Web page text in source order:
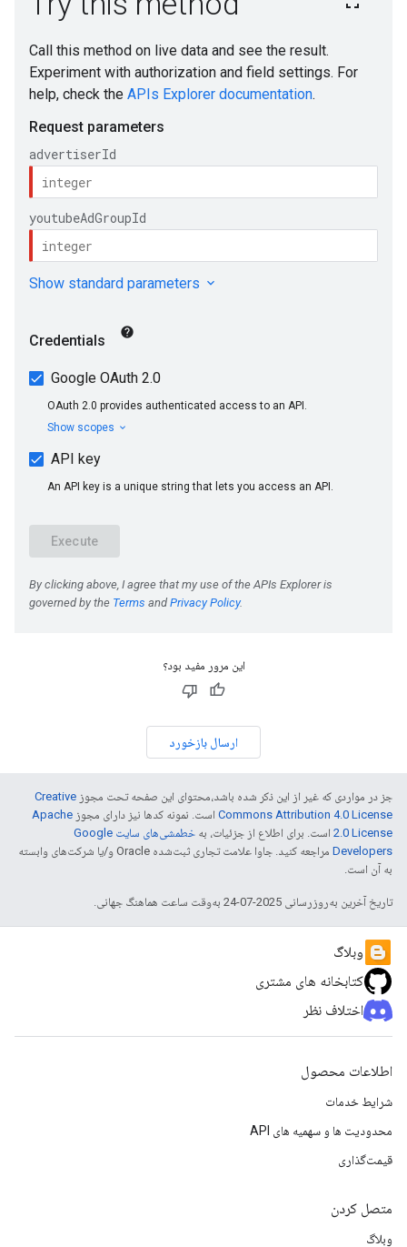
این مرور مفید بود؟
ارسال بازخورد
جز در مواردی که غیر از این ذکر شده باشد،‌محتوای این صفحه تحت مجوز Creative
Commons Attribution 4.0 License است. نمونه کدها نیز دارای مجوز Apache
2.0 License است. برای اطلاع از جزئیات، به
خطمشی‌های سایت Google
Developers‏
مراجعه کنید. جاوا علامت تجاری ثبت‌شده Oracle و/یا شرکت‌های وابسته
به آن است.
تاریخ آخرین به‌روزرسانی 2025-07-24 به‌وقت ساعت هماهنگ جهانی.
وبلاگ
کتابخانه های مشتری
اختلاف نظر
اطلاعات محصول
شرایط خدمات
محدودیت ها و سهمیه های API
قیمت‌گذاری
متصل کردن
وبلاگ